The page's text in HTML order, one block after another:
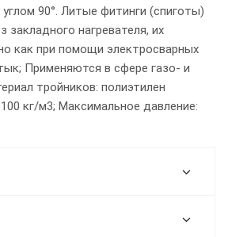
90°. Литые фитинги (спиготы)
закладного нагревателя, их
как при помощи электросварных
Применяются в сфере газо- и
тройников: полиэтилен
кг/м3; Максимальное давление: